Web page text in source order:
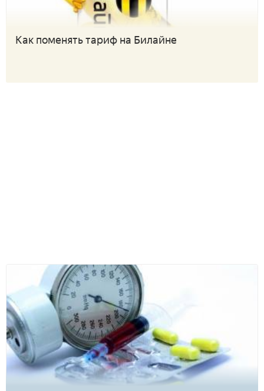
Как поменять тариф на Билайне